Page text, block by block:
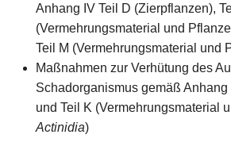
Anhang IV Teil D (Zierpflanzen),
(Vermehrungsmaterial und
Teil M (Vermehrungsmaterial und
Maßnahmen zur Verhütung des
Schadorganismus gemäß
und Teil K (Vermehrungsmaterial
Actinidia)